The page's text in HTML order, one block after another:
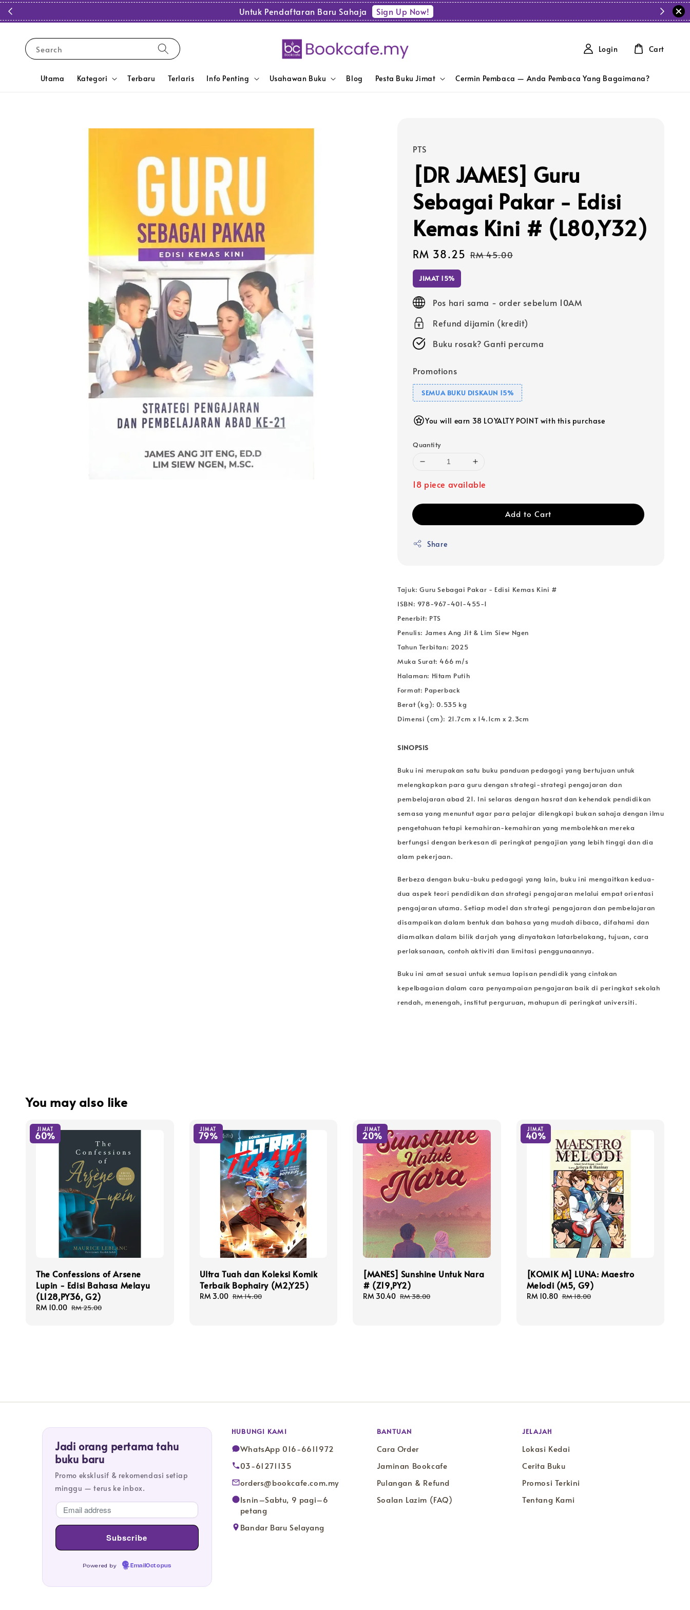
Untuk Pendaftaran Baru Sahaja Sign Up Now!
Search
Utama Kategori Terbaru Terlaris Info Penting Usahawan Buku Blog Pesta Buku Jimat Cermin Pembaca — Anda Pembaca Yang Bagaimana?
Login Cart
PTS
[DR JAMES] Guru
Sebagai Pakar - Edisi
Kemas Kini # (L80,Y32)
Sale
price
RM 38.25 Regular
RM 45.00
JIMAT 15%
Pos hari sama - order sebelum 10AM
Refund dijamin (kredit)
Buku rosak? Ganti percuma
Promotions
SEMUA BUKU DISKAUN 15%
You will earn 38 LOYALTY POINT with this purchase
Quantity
18 piece available
Add to Cart
Share
Tajuk: Guru Sebagai Pakar - Edisi Kemas Kini #
ISBN: 978-967-401-455-1
Penerbit: PTS
Penulis: James Ang Jit & Lim Siew Ngen
Tahun Terbitan: 2025
Muka Surat: 466 m/s
Halaman: Hitam Putih
Format: Paperback
Berat (kg): 0.535 kg
Dimensi (cm): 21.7cm x 14.1cm x 2.3cm
SINOPSIS
Buku ini merupakan satu buku panduan pedagogi yang bertujuan untuk
melengkapkan para guru dengan strategi-strategi pengajaran dan
pembelajaran abad 21. Ini selaras dengan hasrat dan kehendak pendidikan
semasa yang menuntut agar para pelajar dilengkapi bukan sahaja dengan ilmu
pengetahuan tetapi kemahiran-kemahiran yang membolehkan mereka
berfungsi dengan berkesan di peringkat pengajian yang lebih tinggi dan dia
alam pekerjaan.
Berbeza dengan buku-buku pedagogi yang lain, buku ini mengaitkan kedua-
dua aspek teori pendidikan dan strategi pengajaran melalui empat orientasi
pengajaran utama. Setiap model dan strategi pengajaran dan pembelajaran
disampaikan dalam bentuk dan bahasa yang mudah dibaca, difahami dan
diamalkan dalam bilik darjah yang dinyatakan latarbelakang, tujuan, cara
perlaksanaan, contoh aktiviti dan limitasi penggunaannya.
Buku ini amat sesuai untuk semua lapisan pendidik yang cintakan
kepelbagaian dalam cara penyampaian pengajaran baik di peringkat sekolah
rendah, menengah, institut perguruan, mahupun di peringkat universiti.
You may also like
JIMAT
60%
The Confessions of Arsene
Lupin - Edisi Bahasa Melayu
(L128,PY36, G2)
Sale
RM 10.00 Regular
RM 25.00
JIMAT
79%
Ultra Tuah dan Koleksi Komik
Terbaik Bophairy (M2,Y25)
Sale
RM 3.00 Regular
RM 14.00
JIMAT
20%
[MANES] Sunshine Untuk Nara
# (Z19,PY2)
Sale
RM 30.40 Regular
RM 38.00
JIMAT
40%
[KOMIK M] LUNA: Maestro
Melodi (M5, G9)
Sale
RM 10.80 Regular
RM 18.00
Jadi orang pertama tahu
buku baru
Promo eksklusif & rekomendasi setiap
minggu — terus ke inbox.
Powered by EmailOctopus
HUBUNGI KAMI
WhatsApp 016-6611972
03-61271135
orders@bookcafe.com.my
Isnin–Sabtu, 9 pagi–6
petang
Bandar Baru Selayang
BANTUAN
Cara Order
Jaminan Bookcafe
Pulangan & Refund
Soalan Lazim (FAQ)
JELAJAH
Lokasi Kedai
Cerita Buku
Promosi Terkini
Tentang Kami